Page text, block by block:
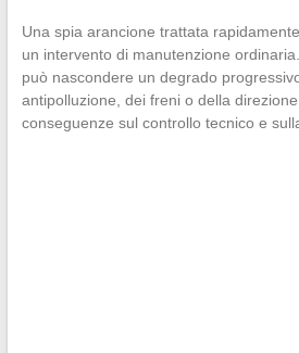
Una spia arancione trattata
un intervento di manutenzione
può nascondere un degrado
antipolluzione, dei freni o della
conseguenze sul controllo tecnico e